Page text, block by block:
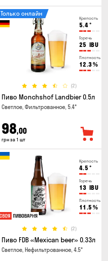
Крепость
5.4°
Горечь
25 IBU
Плотность
12.3%
(2)
Только онлайн
Пиво Monchshof Landbier 0.5л
Светлое, Фильтрованное, 5.4°
98,00
грн за 1 шт
Крепость
4.5 °
Горечь
13 IBU
Плотность
11.5 %
(2)
Пиво FDB «Mexican beer» 0.33л
Светлое, Нефильтрованное, 4.5°